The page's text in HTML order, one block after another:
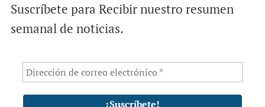
Suscríbete para Recibir nuestro resumen
semanal de noticias.